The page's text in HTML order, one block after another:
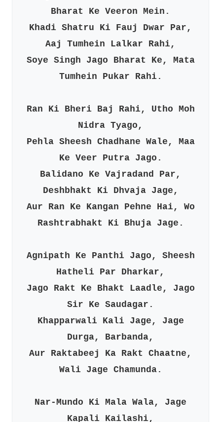
Bharat Ke Veeron Mein.
Khadi Shatru Ki Fauj Dwar Par,
Aaj Tumhein Lalkar Rahi,
Soye Singh Jago Bharat Ke, Mata
Tumhein Pukar Rahi.
Ran Ki Bheri Baj Rahi, Utho Moh
Nidra Tyago,
Pehla Sheesh Chadhane Wale, Maa
Ke Veer Putra Jago.
Balidano Ke Vajradand Par,
Deshbhakt Ki Dhvaja Jage,
Aur Ran Ke Kangan Pehne Hai, Wo
Rashtrabhakt Ki Bhuja Jage.
Agnipath Ke Panthi Jago, Sheesh
Hatheli Par Dharkar,
Jago Rakt Ke Bhakt Laadle, Jago
Sir Ke Saudagar.
Khapparwali Kali Jage, Jage
Durga, Barbanda,
Aur Raktabeej Ka Rakt Chaatne,
Wali Jage Chamunda.
Nar-Mundo Ki Mala Wala, Jage
Kapali Kailashi,